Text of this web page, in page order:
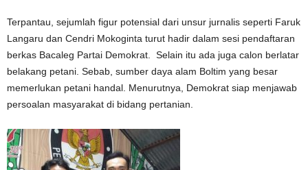
Terpantau, sejumlah figur potensial dari unsur jurnalis seperti Faruk
Langaru dan Cendri Mokoginta turut hadir dalam sesi pendaftaran
berkas Bacaleg Partai Demokrat. Selain itu ada juga calon berlatar
belakang petani. Sebab, sumber daya alam Boltim yang besar
memerlukan petani handal. Menurutnya, Demokrat siap menjawab
persoalan masyarakat di bidang pertanian.